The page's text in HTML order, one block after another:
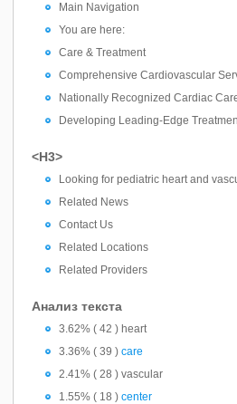
Main Navigation
You are here:
Care & Treatment
Comprehensive Cardiovascular
Nationally Recognized Cardiac
Developing Leading-Edge
<H3>
Looking for pediatric heart and
Related News
Contact Us
Related Locations
Related Providers
Анализ текста
3.62% ( 42 ) heart
3.36% ( 39 ) care
2.41% ( 28 ) vascular
1.55% ( 18 ) center